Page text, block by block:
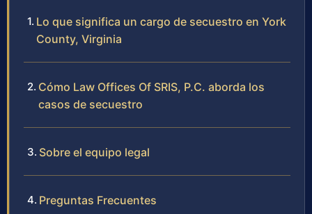
Lo que significa un cargo de secuestro en York
County, Virginia
Cómo Law Offices Of SRIS, P.C. aborda los
casos de secuestro
Sobre el equipo legal
Preguntas Frecuentes